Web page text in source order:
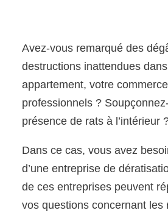
Avez-vous remarqué des
destructions inattendues
appartement, votre
professionnels ?
présence de rats à l’intérieur
Dans ce cas, vous avez
d’une entreprise de
de ces entreprises peuvent
vos questions concernant les